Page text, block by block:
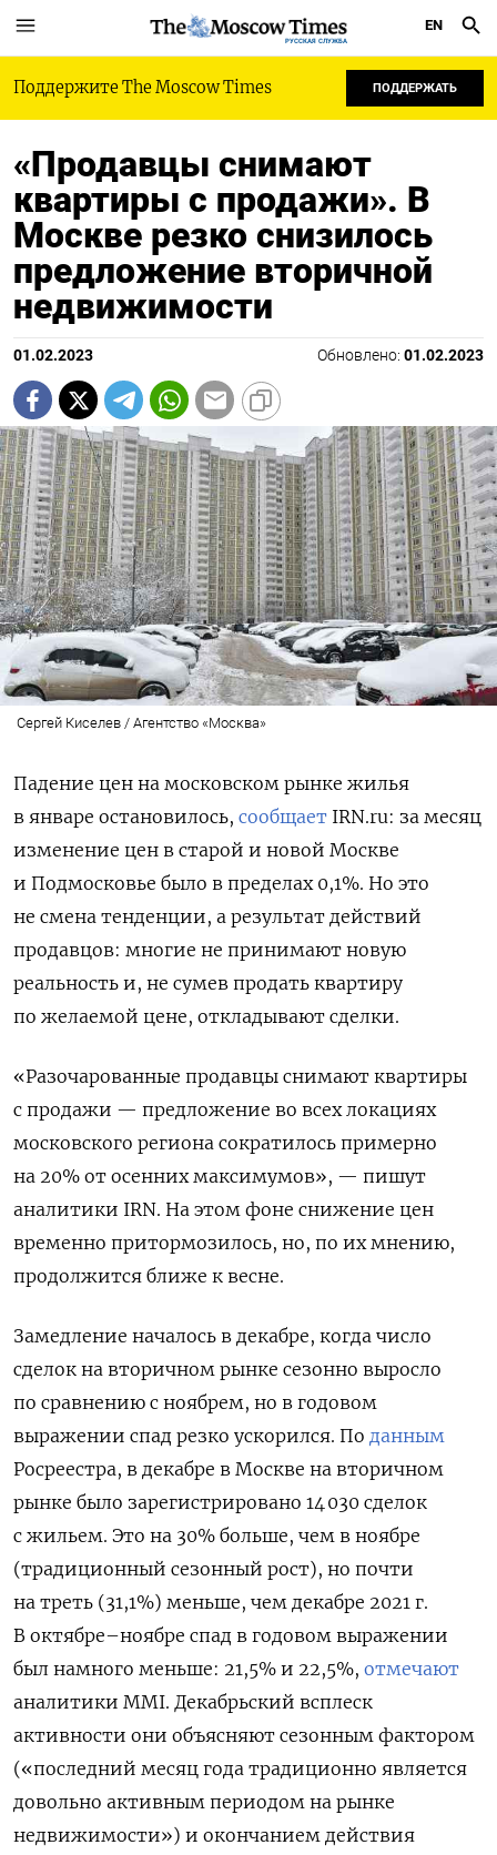
РУССКАЯ СЛУЖБА
EN
Поддержите The Moscow Times ПОДДЕРЖАТЬ
«Продавцы снимают
квартиры с продажи». В
Москве резко снизилось
предложение вторичной
недвижимости
01.02.2023 Обновлено: 01.02.2023
Сергей Киселев / Агентство «Москва»
Падение цен на московском рынке жилья
в январе остановилось, сообщает IRN.ru: за месяц
изменение цен в старой и новой Москве
и Подмосковье было в пределах 0,1%. Но это
не смена тенденции, а результат действий
продавцов: многие не принимают новую
реальность и, не сумев продать квартиру
по желаемой цене, откладывают сделки.
«Разочарованные продавцы снимают квартиры
с продажи — предложение во всех локациях
московского региона сократилось примерно
на 20% от осенних максимумов», — пишут
аналитики IRN. На этом фоне снижение цен
временно притормозилось, но, по их мнению,
продолжится ближе к весне.
Замедление началось в декабре, когда число
сделок на вторичном рынке сезонно выросло
по сравнению с ноябрем, но в годовом
выражении спад резко ускорился. По данным
Росреестра, в декабре в Москве на вторичном
рынке было зарегистрировано 14 030 сделок
с жильем. Это на 30% больше, чем в ноябре
(традиционный сезонный рост), но почти
на треть (31,1%) меньше, чем декабре 2021 г.
В октябре–ноябре спад в годовом выражении
был намного меньше: 21,5% и 22,5%, отмечают
аналитики MMI. Декабрьский всплеск
активности они объясняют сезонным фактором
(«последний месяц года традиционно является
довольно активным периодом на рынке
недвижимости») и окончанием действия